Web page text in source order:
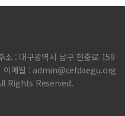
소 : 대구광역시 남구 현충로 159
이메일 : admin@cefdaegu.org
Rights Reserved.